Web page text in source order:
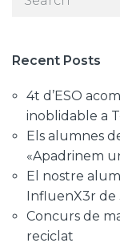
Recent Posts
4t d’ESO
inoblidable a
Els alumnes
«Apadrinem
El nostre
InfluenX3r de
Concurs de
reciclat